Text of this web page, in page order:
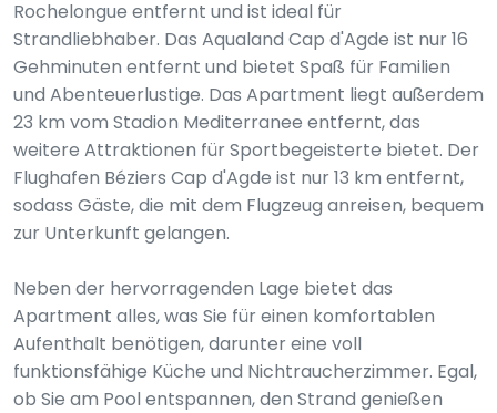
Rochelongue entfernt und ist ideal für
Strandliebhaber. Das Aqualand Cap d'Agde ist nur 16
Gehminuten entfernt und bietet Spaß für Familien
und Abenteuerlustige. Das Apartment liegt außerdem
23 km vom Stadion Mediterranee entfernt, das
weitere Attraktionen für Sportbegeisterte bietet. Der
Flughafen Béziers Cap d'Agde ist nur 13 km entfernt,
sodass Gäste, die mit dem Flugzeug anreisen, bequem
zur Unterkunft gelangen.
Neben der hervorragenden Lage bietet das
Apartment alles, was Sie für einen komfortablen
Aufenthalt benötigen, darunter eine voll
funktionsfähige Küche und Nichtraucherzimmer. Egal,
ob Sie am Pool entspannen, den Strand genießen